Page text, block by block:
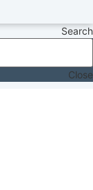
Search
Close